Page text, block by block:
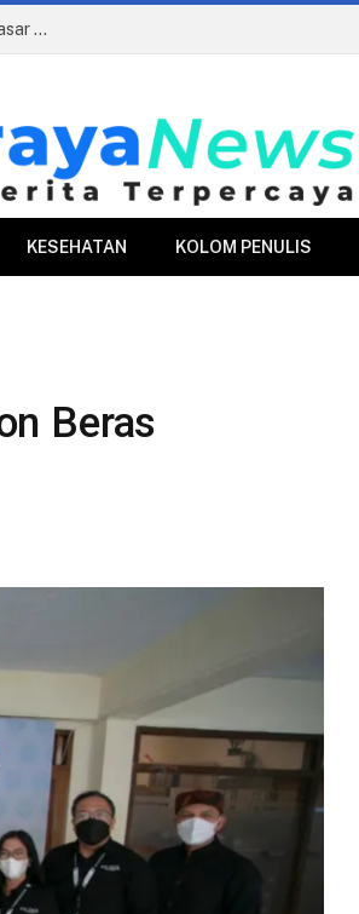
Siapkan Beauty Contest, Perumda Pasar Bakal Konsep Eks Pasar Bogor Jadi Kawasan Terpadu
KESEHATAN KOLOM PENULIS
Beras